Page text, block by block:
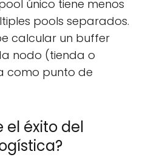
único tiene menos
pools separados.
calcular un buffer
nodo (tienda o
como punto de
el éxito del